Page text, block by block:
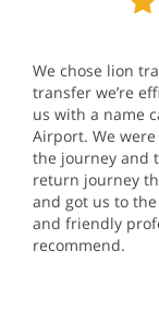
We chose lion
transfer we’re
us with a name
Airport. We
the journey and
return journey
and got us to
and friendly
recommend.